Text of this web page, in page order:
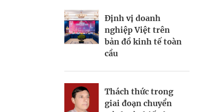
Định vị doanh
nghiệp Việt trên
bản đồ kinh tế toàn
cầu
Thách thức trong
giai đoạn chuyển
Bất động sản công
nghiệp xanh: sức
mạnh từ công nghệ
và vốn
Từ hài hòa đến
hưng thịnh: Phụ nữ
Bà Đặng Minh
Phương: Mạnh dạn
đón cơ hội, tạo dấu
ấn mới
Viết lại chiến lược
kinh doanh trong